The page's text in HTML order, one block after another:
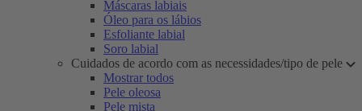
Máscaras labiais
Óleo para os lábios
Esfoliante labial
Soro labial
Cuidados de acordo com as necessidades/tipo de pele
Mostrar todos
Pele oleosa
Pele mista